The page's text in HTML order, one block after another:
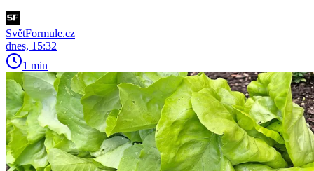
SvětFormule.cz
dnes, 15:32
1 min